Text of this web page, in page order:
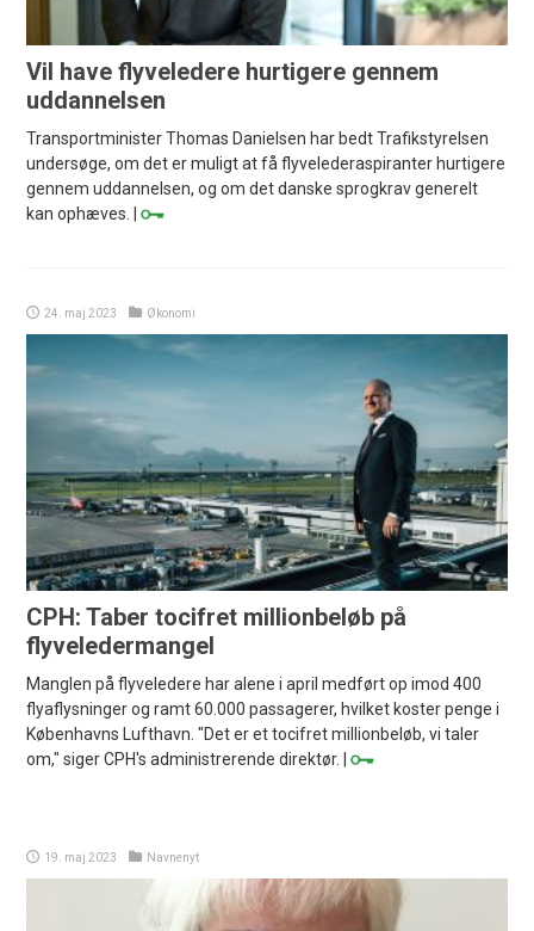
Vil have flyveledere hurtigere gennem
uddannelsen
Transportminister Thomas Danielsen har bedt Trafikstyrelsen
undersøge, om det er muligt at få flyvelederaspiranter hurtigere
gennem uddannelsen, og om det danske sprogkrav generelt
kan ophæves. |
24. maj 2023 Økonomi
CPH: Taber tocifret millionbeløb på
flyveledermangel
Manglen på flyveledere har alene i april medført op imod 400
flyaflysninger og ramt 60.000 passagerer, hvilket koster penge i
Københavns Lufthavn. "Det er et tocifret millionbeløb, vi taler
om," siger CPH's administrerende direktør. |
19. maj 2023 Navnenyt